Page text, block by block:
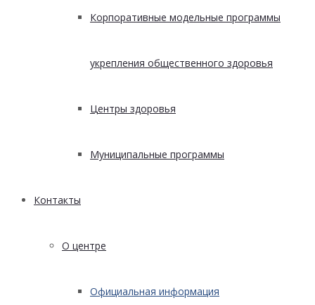
Корпоративные модельные программы
укрепления общественного здоровья
Центры здоровья
Муниципальные программы
Контакты
О центре
Официальная информация